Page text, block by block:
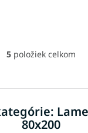
O
á
d
a
c
5 položiek celkom
80x200